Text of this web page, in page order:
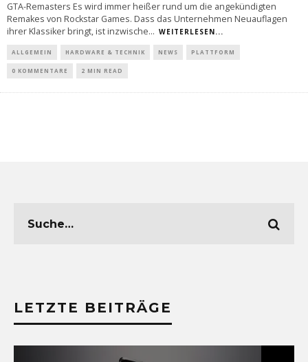
GTA-Remasters Es wird immer heißer rund um die angekündigten
Remakes von Rockstar Games. Dass das Unternehmen Neuauflagen
ihrer Klassiker bringt, ist inzwische... WEITERLESEN...
ALLGEMEIN HARDWARE & TECHNIK NEWS PLATTFORM
0 KOMMENTARE 2 MIN READ
LETZTE BEITRÄGE